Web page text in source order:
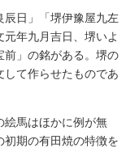
日」「堺伊豫屋九左
年九月吉日、堺いよ
前」の銘がある。堺の
て作らせたものであ
馬はほかに例が無
初期の有田焼の特徴を